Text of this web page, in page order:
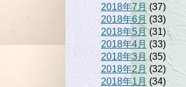
2018年7月(37)
2018年6月(33)
2018年5月(31)
2018年4月(33)
2018年3月(35)
2018年2月 (32)
2018年1月 (34)